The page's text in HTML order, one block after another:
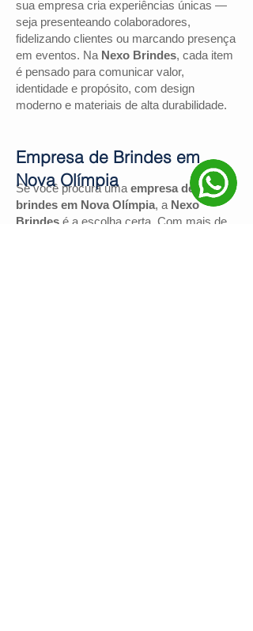
sua empresa cria experiências únicas —
seja presenteando colaboradores,
fidelizando clientes ou marcando presença
em eventos. Na Nexo Brindes, cada item
é pensado para comunicar valor,
identidade e propósito, com design
moderno e materiais de alta durabilidade.
Se você procura uma empresa de
brindes em Nova Olímpia, a Nexo
Brindes é a escolha certa. Com mais de
Empresa de Brindes em
Nova Olímpia